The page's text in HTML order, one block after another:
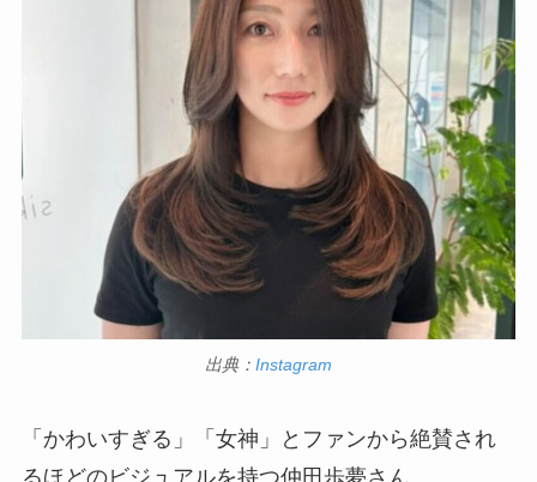
出典： Instagram
「かわいすぎる」「女神」とファンから絶賛され
るほどのビジュアルを持つ仲田歩夢さん。